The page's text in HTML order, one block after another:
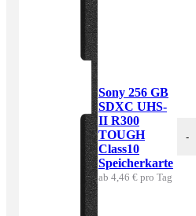
Sony 256 GB
SDXC UHS-
II R300
TOUGH
Class10
Speicherkarte
ab 4,46 € pro Tag
-